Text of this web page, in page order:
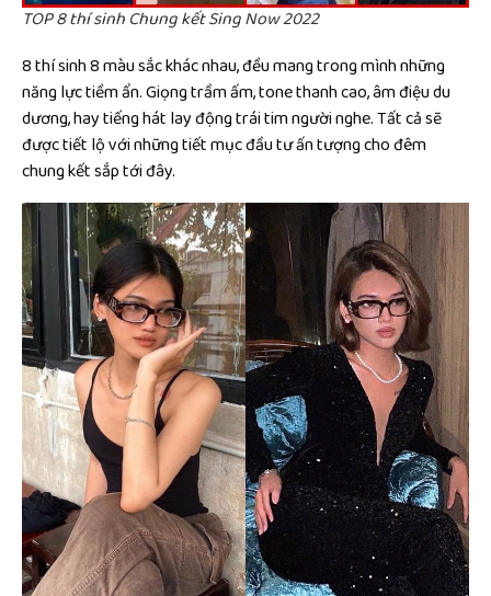
TOP 8 thí sinh Chung kết Sing Now 2022
8 thí sinh 8 màu sắc khác nhau, đều mang trong mình những
năng lực tiềm ẩn. Giọng trầm ấm, tone thanh cao, âm điệu du
dương, hay tiếng hát lay động trái tim người nghe. Tất cả sẽ
được tiết lộ với những tiết mục đầu tư ấn tượng cho đêm
chung kết sắp tới đây.